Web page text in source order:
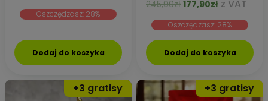
wynosiła:wynosi:
Oszczędzasz: 28%
Dodaj do koszyka
245,90zł Pierwotna
wynosiła:
245,90zł.
177,90złAktualna
wynosi:
177,90zł.
z VAT
Oszczędzasz: 28%
Dodaj do koszyka